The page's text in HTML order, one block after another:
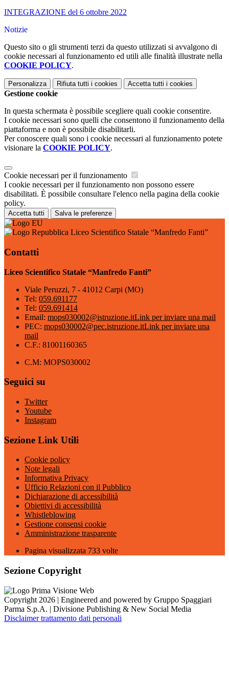
INTEGRAZIONE del 6 ottobre 2022
Notizie
Questo sito o gli strumenti terzi da questo utilizzati si avvalgono di
cookie necessari al funzionamento ed utili alle finalità illustrate nella
COOKIE POLICY.
Personalizza Rifiuta tutti i cookies Accetta tutti i cookies
Gestione cookie
In questa schermata è possibile scegliere quali cookie consentire.
I cookie necessari sono quelli che consentono il funzionamento della
piattaforma e non è possibile disabilitarli.
Per conoscere quali sono i cookie necessari al funzionamento potete
visionare la COOKIE POLICY.
Cookie necessari per il funzionamento
I cookie necessari per il funzionamento non possono essere
disabilitati. È possibile consultare l'elenco nella pagina della cookie
policy.
Accetta tutti Salva le preferenze
Liceo Scientifico Statale “Manfredo Fanti”
Contatti
Liceo Scientifico Statale “Manfredo Fanti”
Viale Peruzzi, 7 - 41012 Carpi (MO)
Tel: 059.691177
Tel: 059.691414
Email: mops030002@istruzione.itLink per inviare una mail
PEC: mops030002@pec.istruzione.itLink per inviare una
mail
C.F.: 81001160365
C.M: MOPS030002
Seguici su
Twitter
Youtube
Instagram
Sezione Link Utili
Cookie policy
Note legali
Informativa Privacy
Ufficio Relazioni con il Pubblico
Dichiarazione di accessibilità
Obiettivi di accessibilità
Whistleblowing
Gestione consensi cookie
Amministrazione trasparente
Pagina visualizzata 733 volte
Sezione Copyright
Copyright 2026 | Engineered and powered by Gruppo Spaggiari
Parma S.p.A. | Divisione Publishing & New Social Media
Disclaimer trattamento dati personali